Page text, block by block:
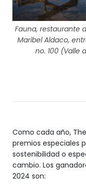
Fauna, restaurante
Maribel Aldaco,
no. 100 (Valle
Como cada año,
premios especiales
sostenibilidad o
cambio. Los
2024 son: